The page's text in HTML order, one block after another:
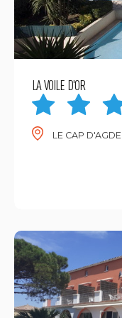
LA VOILE D'OR
LE CAP D'AGDE